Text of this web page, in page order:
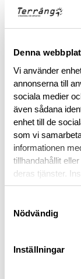
Denna
Vi använder
annonserna till
sociala medier
även sådana
enhet till de
som vi
informationen
tillhandahållit
deras tjänster.
personuppgifter
Nödvändig
Inställningar
FINNS I FÖLJANDE
BESKRIVNING
RECENSIONER
OM VARUMÄRKET